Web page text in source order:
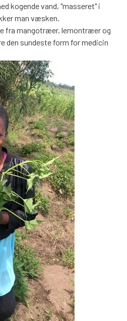
kogende vand, "masseret" i
man væsken.
fra mangotræer, lemontræer og
den sundeste form for medicin